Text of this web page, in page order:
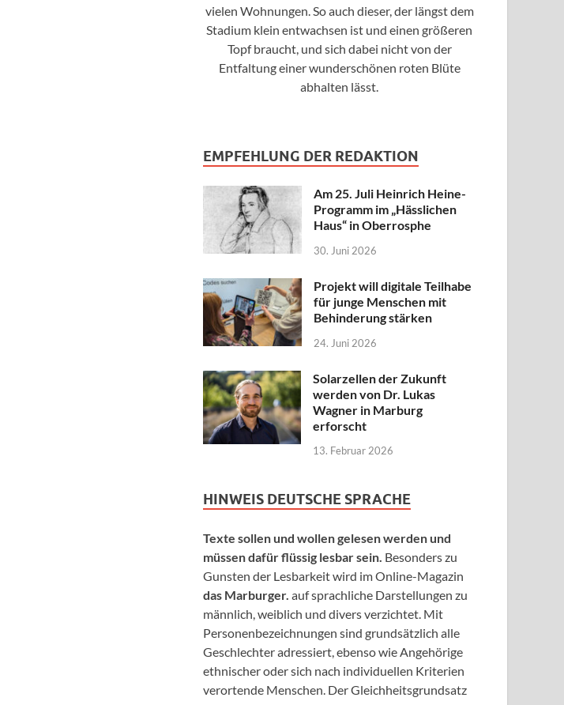
vielen Wohnungen. So auch dieser, der längst dem
Stadium klein entwachsen ist und einen größeren
Topf braucht, und sich dabei nicht von der
Entfaltung einer wunderschönen roten Blüte
abhalten lässt.
EMPFEHLUNG DER REDAKTION
Am 25. Juli Heinrich Heine-
Programm im „Hässlichen
Haus“ in Oberrosphe
30. Juni 2026
Projekt will digitale Teilhabe
für junge Menschen mit
Behinderung stärken
24. Juni 2026
Solarzellen der Zukunft
werden von Dr. Lukas
Wagner in Marburg
erforscht
13. Februar 2026
HINWEIS DEUTSCHE SPRACHE
Texte sollen und wollen gelesen werden und
müssen dafür flüssig lesbar sein. Besonders zu
Gunsten der Lesbarkeit wird im Online-Magazin
das Marburger. auf sprachliche Darstellungen zu
männlich, weiblich und divers verzichtet. Mit
Personenbezeichnungen sind grundsätzlich alle
Geschlechter adressiert, ebenso wie Angehörige
ethnischer oder sich nach individuellen Kriterien
verortende Menschen. Der Gleichheitsgrundsatz